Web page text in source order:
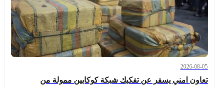
2026-08-05
تعاون امني يسفر عن تفكيك شبكة كوكايين ممولة من